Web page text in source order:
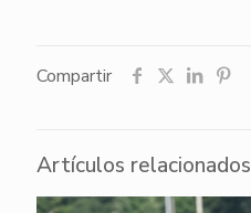
Compartir
Artículos relacionados